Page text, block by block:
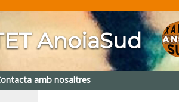
AnoiaSud
amb nosaltres